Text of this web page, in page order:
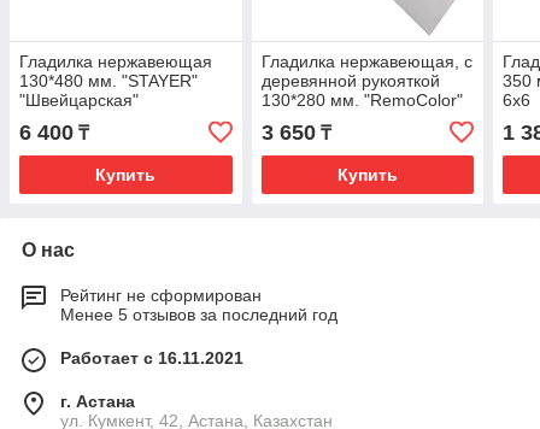
Гладилка нержавеющая
130*480 мм. "STAYER"
"Швейцарская"
6 400 ₸
Купить
Гладилка нержавеющая, с
деревянной рукояткой
130*280 мм. "RemoColor"
3 650₸
Купить
350
6х6
1
О нас
Рейтинг не сформирован
Менее 5 отзывов за последний год
Работает с 16.11.2021
г. Астана
ул. Кумкент, 42, Астана, Казахстан